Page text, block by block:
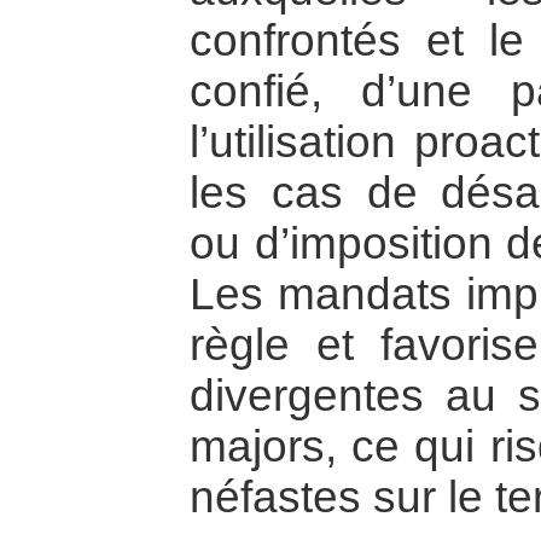
confrontés et
confié, d’une
l’utilisation
les cas de
ou d’imposition
Les mandats
règle et
divergentes au
majors, ce qui
néfastes sur le